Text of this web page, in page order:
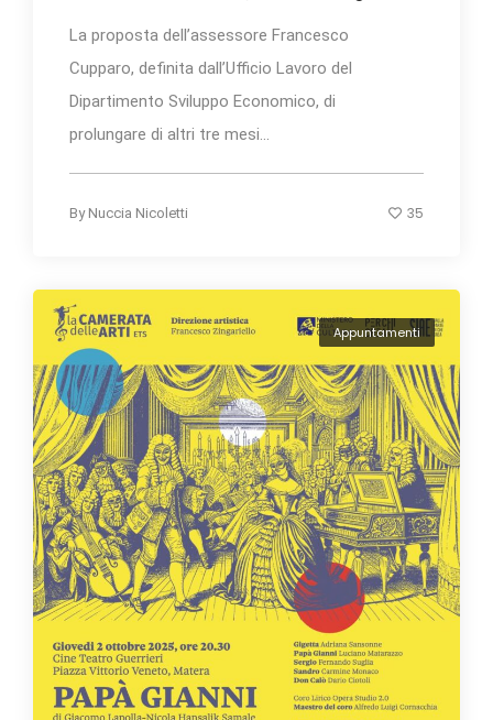
La proposta dell’assessore Francesco
Cupparo, definita dall’Ufficio Lavoro del
Dipartimento Sviluppo Economico, di
prolungare di altri tre mesi...
By Nuccia Nicoletti 35
Appuntamenti